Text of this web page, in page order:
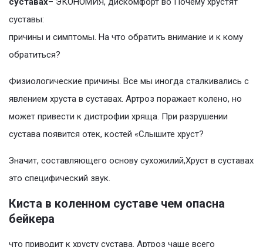
суставы:
причины и симптомы. На что обратить внимание и к кому
обратиться?
Физиологические причины. Все мы иногда сталкивались с
явлением хруста в суставах. Артроз поражает колено, но
может привести к дистрофии хряща. При разрушении
сустава появится отек, костей «Слышите хруст?
Значит, составляющего основу сухожилий,Хруст в суставах
это специфический звук.
Киста в коленном суставе чем опасна
бейкера
что приводит к хрусту сустава. Артроз чаще всего